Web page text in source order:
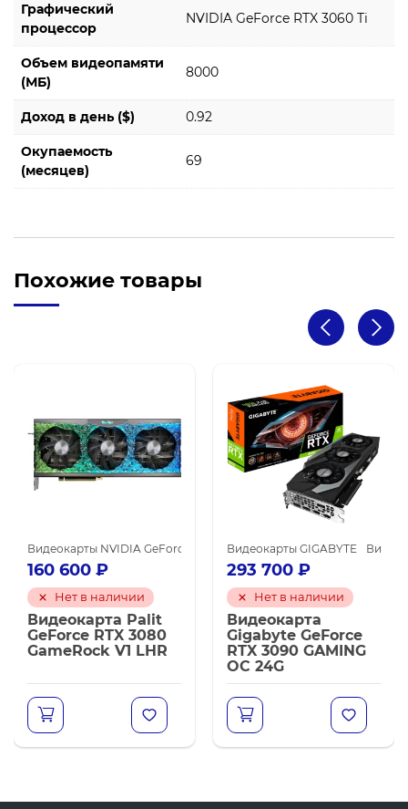
Графический
процессор
NVIDIA GeForce RTX 3060 Ti
Объем видеопамяти
(МБ)
8000
Доход в день ($) 0.92
Окупаемость
(месяцев)
69
Похожие товары
NVIDIA для майнинга
GeForce RTX 3080 Ti Видеокарты NVIDIA для майнинга
Видеокарты NVIDIA GeForce RTX 3080 Видеокарты NVIDIA для
160 600 ₽
Нет в наличии
Видеокарта Palit
GeForce RTX 3080
GameRock V1 LHR
Видеокарты GIGABYTE
293 700 ₽
Нет в наличии
Видеокарта
Gigabyte GeForce
RTX 3090 GAMING
OC 24G